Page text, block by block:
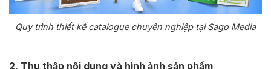
Quy trình thiết kế catalogue chuyên nghiệp tại Sago Media
2. Thu thập nội dung và hình ảnh sản phẩm